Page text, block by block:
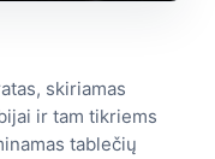
skiriamas
ir tam tikriems
tablečių